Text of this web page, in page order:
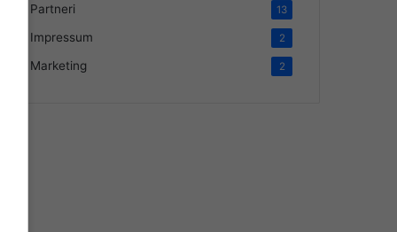
Partneri 13
Impressum 2
Marketing 2